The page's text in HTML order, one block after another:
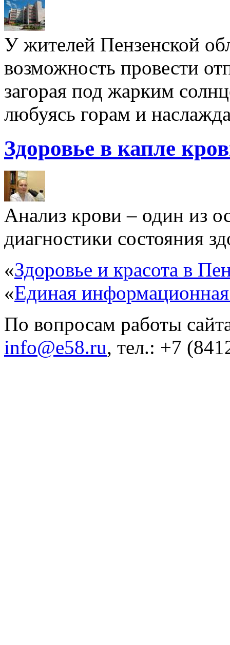
У жителей Пензенской
возможность провести
загорая под жарким
любуясь горам и
Здоровье в капле
Анализ крови – один из
диагностики состояния
«Здоровье и красота в
«Единая
По вопросам работы
info@e58.ru, тел.: +7